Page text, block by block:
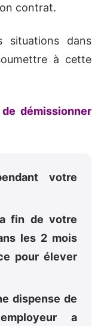
contrat.
situations dans
à cette
démissionner
votre
fin de votre
les 2 mois
pour élever
dispense de
a